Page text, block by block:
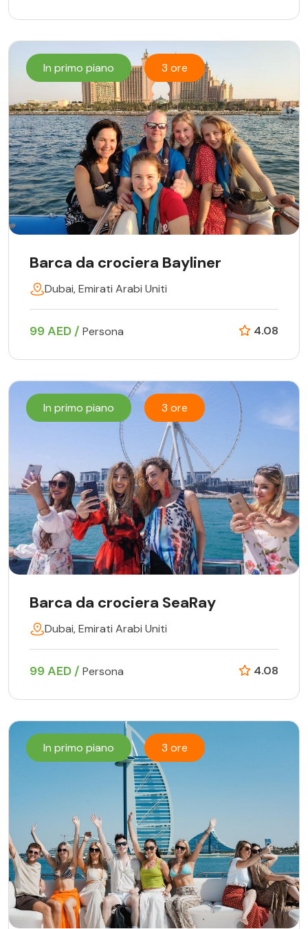
In primo piano 3 ore
Barca da crociera Bayliner
Dubai, Emirati Arabi Uniti
99 AED / Persona 4.08
In primo piano 3 ore
Barca da crociera SeaRay
Dubai, Emirati Arabi Uniti
99 AED / Persona 4.08
In primo piano 3 ore